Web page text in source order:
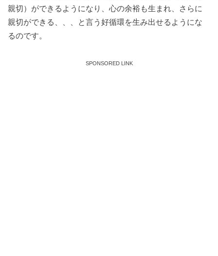
親切）ができるようになり、心の余裕も生まれ、さらに
親切ができる、、、と言う好循環を生み出せるようにな
るのです。
SPONSORED LINK